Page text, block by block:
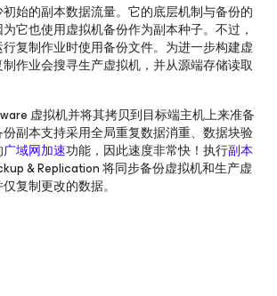
始的副本数据流量。它的底层机制与备份的
它也使用虚拟机备份作为副本种子。不过，
复制作业时使用备份文件。为进一步构建虚
作业会搜寻生产虚拟机，并从源端存储读取
虚拟机并将其拷贝到目标端主机上来准备
副本支持采用全局重复数据消重、数据块验
广域网加速功能，因此速度非常快！执行副本
& Replication 将同步备份虚拟机和生产虚
复制更改的数据。